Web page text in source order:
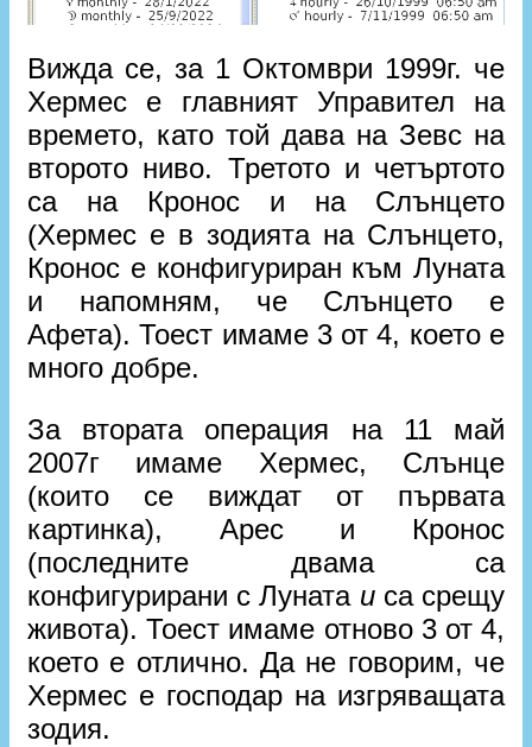
Вижда се, за 1 Октомври 1999г. че
Хермес е главният Управител на
времето, като той дава на Зевс на
второто ниво. Третото и четъртото
са на Кронос и на Слънцето
(Хермес е в зодията на Слънцето,
Кронос е конфигуриран към Луната
и напомням, че Слънцето е
Афета). Тоест имаме 3 от 4, което е
много добре.
За втората операция на 11 май
2007г имаме Хермес, Слънце
(които се виждат от първата
картинка), Арес и Кронос
(последните двама са
конфигурирани с Луната и са срещу
живота). Тоест имаме отново 3 от 4,
което е отлично. Да не говорим, че
Хермес е господар на изгряващата
зодия.